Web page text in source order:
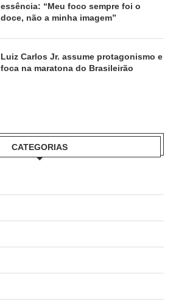
essência: “Meu foco sempre foi o
doce, não a minha imagem”
Luiz Carlos Jr. assume protagonismo e
foca na maratona do Brasileirão
CATEGORIAS